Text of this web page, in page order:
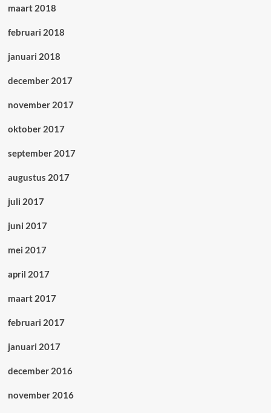
maart 2018
februari 2018
januari 2018
december 2017
november 2017
oktober 2017
september 2017
augustus 2017
juli 2017
juni 2017
mei 2017
april 2017
maart 2017
februari 2017
januari 2017
december 2016
november 2016